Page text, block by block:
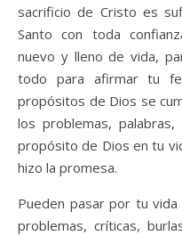
sacrificio de Cristo es
Santo con toda
nuevo y lleno de vida,
todo para afirmar tu
propósitos de Dios se
los problemas, palabras,
propósito de Dios en tu
hizo la promesa.
Pueden pasar por tu
problemas, críticas,